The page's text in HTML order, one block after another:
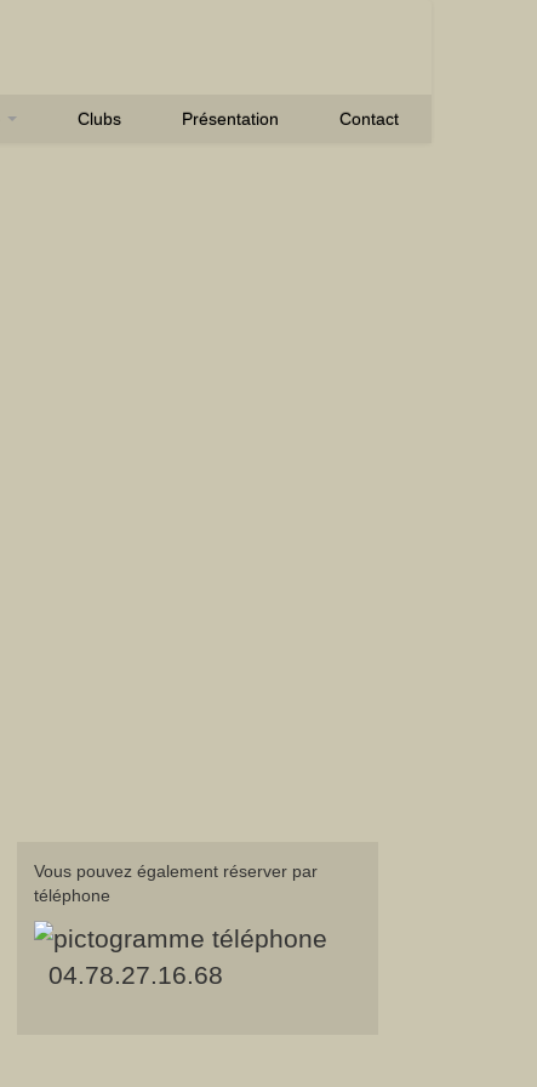
Clubs Présentation Contact
Vous pouvez également réserver par
téléphone
04.78.27.16.68